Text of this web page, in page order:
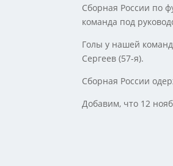
Сборная России по
команда под
Голы у нашей
Сергеев (57-я).
Сборная России
Добавим, что 12